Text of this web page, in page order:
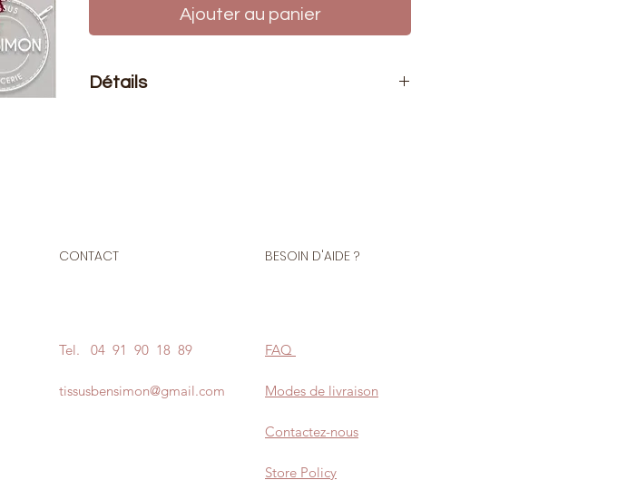
Ajouter au panier
Détails
3mm non séparable
Notez que les bains de teintures peuvent entrainer
Si nous n'avons pas la taille commandée en stock,
CONTACT BESOIN D'AIDE ?
Tel. 04 91 90 18 89
tissusbensimon@gmail.com
FAQ
Modes de livraison
Contactez-nous
Store Policy